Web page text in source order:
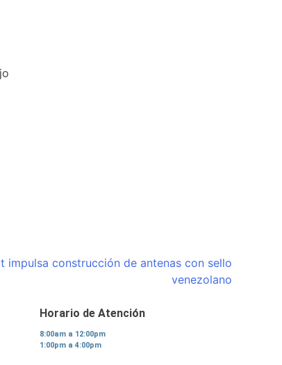
impulsa construcción de antenas con sello
venezolano
Horario de Atención
8:00am a 12:00pm
1:00pm a 4:00pm